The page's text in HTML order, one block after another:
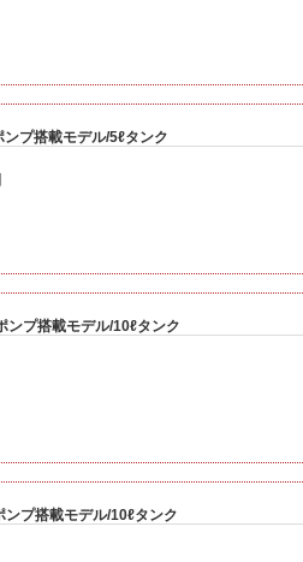
ンプ搭載モデル/5ℓタンク
ンプ搭載モデル/10ℓタンク
ンプ搭載モデル/10ℓタンク